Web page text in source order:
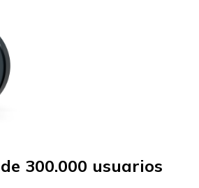
300.000 usuarios